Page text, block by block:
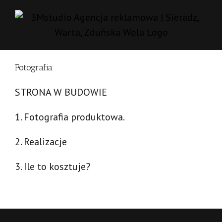
Skip
Fotografia
STRONA W BUDOWIE
1. Fotografia produktowa.
2. Realizacje
3. Ile to kosztuje?